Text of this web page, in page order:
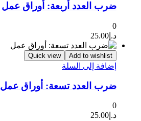
ضرب العدد أربعة: أوراق عمل
0
د.إ 25.00
Add to wishlist
Quick view
إضافة إلى السلة
ضرب العدد تسعة: أوراق عمل
0
د.إ 25.00